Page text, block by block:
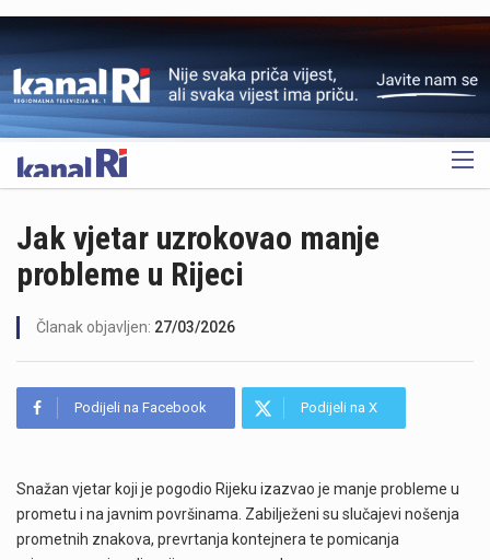
OGLAS
Jak vjetar uzrokovao manje
probleme u Rijeci
Članak objavljen: 27/03/2026
Podijeli na Facebook Podijeli na X
Snažan vjetar koji je pogodio Rijeku izazvao je manje probleme u
prometu i na javnim površinama. Zabilježeni su slučajevi nošenja
prometnih znakova, prevrtanja kontejnera te pomicanja